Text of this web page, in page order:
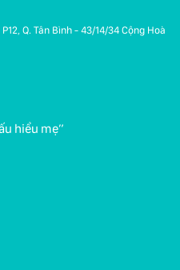
Q. Tân Bình - 43/14/34 Cộng Hoà
hiểu mẹ”